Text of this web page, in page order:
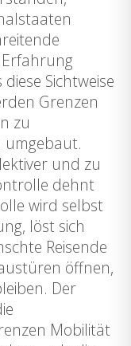
Sichtweise
Grenzen
zu
umgebaut.
und zu
dehnt
wird selbst
löst sich
Reisende
öffnen,
Der
Mobilität